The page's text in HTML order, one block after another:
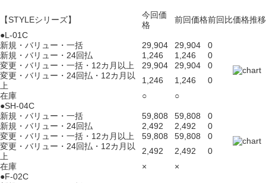
【STYLEシリーズ】
今回価
格
前回価格前回比価格推移
●L-01C
新規・バリュー・一括
29,904 29,904
0
新規・バリュー・24回払
1,246 1,246
0
変更・バリュー・一括・12カ月以上
29,904 29,904
0
変更・バリュー・24回払・12カ月以
上
1,246 1,246
0
在庫
○
○
●SH-04C
新規・バリュー・一括
59,808 59,808
0
新規・バリュー・24回払
2,492 2,492
0
変更・バリュー・一括・12カ月以上
59,808 59,808
0
変更・バリュー・24回払・12カ月以
上
2,492 2,492
0
在庫
×
×
●F-02C